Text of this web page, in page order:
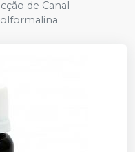
de Canal